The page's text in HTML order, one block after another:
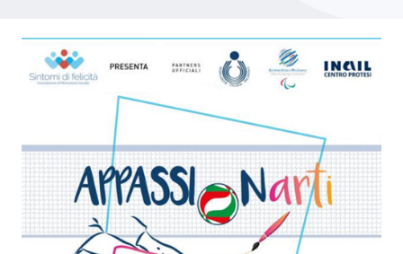
“Appassion-Arti”, un disegno per la